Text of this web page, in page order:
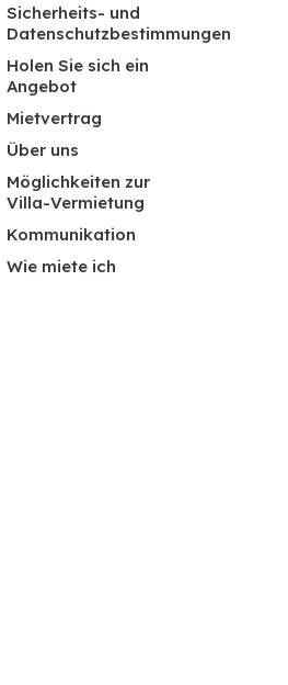
Sicherheits- und
Datenschutzbestimmungen
Holen Sie sich ein
Angebot
Mietvertrag
Über uns
Möglichkeiten zur
Villa-Vermietung
Kommunikation
Wie miete ich